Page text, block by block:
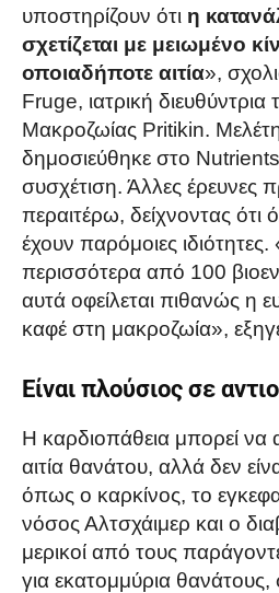
υποστηρίζουν ότι η
σχετίζεται με μειωμένο
οποιαδήποτε αιτία»,
Fruge, ιατρική
Μακροζωίας Pritikin.
δημοσιεύθηκε στο Nutrients
συσχέτιση. Άλλες έρευνες
περαιτέρω, δείχνοντας ότι
έχουν παρόμοιες
περισσότερα από 100
αυτά οφείλεται πιθανώς η
καφέ στη μακροζωία»,
Είναι πλούσιος σε
Η καρδιοπάθεια μπορεί να
αιτία θανάτου, αλλά δεν
όπως ο καρκίνος, το
νόσος Αλτσχάιμερ και ο
μερικοί από τους
για εκατομμύρια